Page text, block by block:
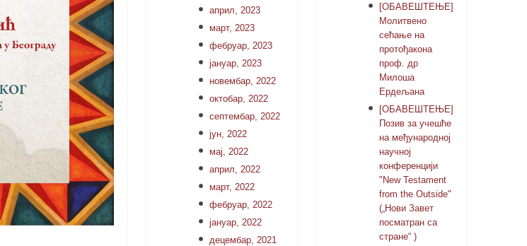
април, 2023
март, 2023
фебруар, 2023
јануар, 2023
новембар, 2022
октобар, 2022
септембар, 2022
јун, 2022
мај, 2022
април, 2022
март, 2022
фебруар, 2022
јануар, 2022
децембар, 2021
[ОБАВЕШТЕЊЕ]
Молитвено
сећање на
протођакона
проф. др
Милоша
Ердељана
[ОБАВЕШТЕЊЕ]
Позив за учешће
на међународној
научној
конференцији
"New Testament
from the Outside"
(„Нови Завет
посматран са
стране“ )